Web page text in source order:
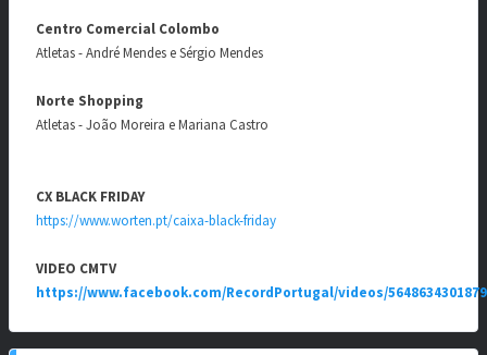
Centro Comercial Colombo
Atletas - André Mendes e Sérgio Mendes
Norte Shopping
Atletas - João Moreira e Mariana Castro
CX BLACK FRIDAY
https://www.worten.pt/caixa-black-friday
VIDEO CMTV
https://www.facebook.com/RecordPortugal/videos/